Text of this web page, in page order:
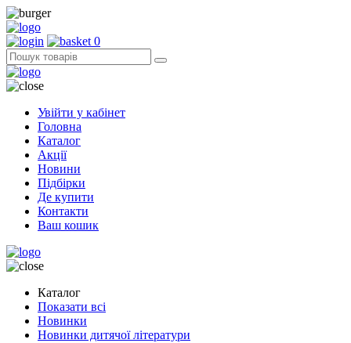
0
Увійти у кабінет
Головна
Каталог
Акції
Новини
Підбірки
Де купити
Контакти
Ваш кошик
Каталог
Показати всі
Новинки
Новинки дитячої літератури